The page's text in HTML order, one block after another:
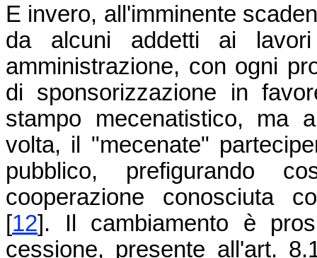
E invero, all'imminente
da alcuni addetti ai
amministrazione, con ogni
di sponsorizzazione in
stampo mecenatistico, ma
volta, il "mecenate"
pubblico, prefigurando
cooperazione conosciuta
[12]. Il cambiamento è
cessione, presente all'art.